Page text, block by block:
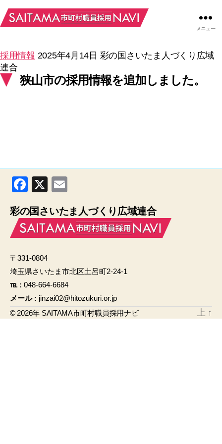
メニュー
採用情報 2025年4月14日 彩の国さいたま人づくり広域
連合
狭山市の採用情報を追加しました。
F
c
e
o
o
k
X
ail
彩の国さいたま人づくり広域連合
〒331-0804
埼玉県さいたま市北区土呂町2-24-1
℡ : 048-664-6684
メール : jinzai02@hitozukuri.or.jp
© 2026年 SAITAMA市町村職員採用ナビ 上 ↑